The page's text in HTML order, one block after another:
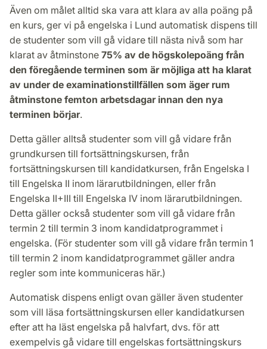
Även om målet alltid ska vara att klara av alla poäng på
en kurs, ger vi på engelska i Lund automatisk dispens till
de studenter som vill gå vidare till nästa nivå som har
klarat av åtminstone 75% av de högskolepoäng från
den föregående terminen som är möjliga att ha klarat
av under de examinationstillfällen som äger rum
åtminstone femton arbetsdagar innan den nya
terminen börjar.
Detta gäller alltså studenter som vill gå vidare från
grundkursen till fortsättningskursen, från
fortsättningskursen till kandidatkursen, från Engelska I
till Engelska II inom lärarutbildningen, eller från
Engelska II+III till Engelska IV inom lärarutbildningen.
Detta gäller också studenter som vill gå vidare från
termin 2 till termin 3 inom kandidatprogrammet i
engelska. (För studenter som vill gå vidare från termin 1
till termin 2 inom kandidatprogrammet gäller andra
regler som inte kommuniceras här.)
Automatisk dispens enligt ovan gäller även studenter
som vill läsa fortsättningskursen eller kandidatkursen
efter att ha läst engelska på halvfart, dvs. för att
exempelvis gå vidare till engelskas fortsättningskurs